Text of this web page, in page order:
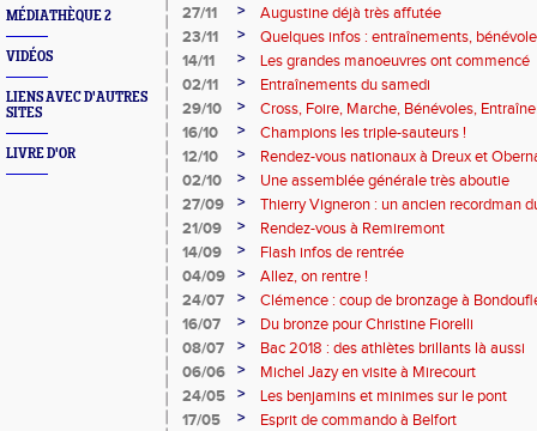
MÉDIATHÈQUE 2
VIDÉOS
LIENS AVEC D'AUTRES
SITES
LIVRE D'OR
27/11
>
Augustine déjà très affutée
23/11
>
Quelques infos : entraînements,
14/11
>
Les grandes manoeuvres ont commencé
02/11
>
Entraînements du samedi
29/10
>
Cross, Foire, Marche, Bénévoles,
16/10
>
Champions les triple-sauteurs !
12/10
>
Rendez-vous nationaux à Dreux et
02/10
>
Une assemblée générale très aboutie
27/09
>
Thierry Vigneron : un ancien recordman
21/09
>
Rendez-vous à Remiremont
14/09
>
Flash infos de rentrée
04/09
>
Allez, on rentre !
24/07
>
Clémence : coup de bronzage à
16/07
>
Du bronze pour Christine Fiorelli
08/07
>
Bac 2018 : des athlètes brillants là aussi
06/06
>
Michel Jazy en visite à Mirecourt
24/05
>
Les benjamins et minimes sur le pont
17/05
>
Esprit de commando à Belfort